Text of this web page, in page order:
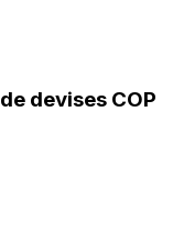
devises COP